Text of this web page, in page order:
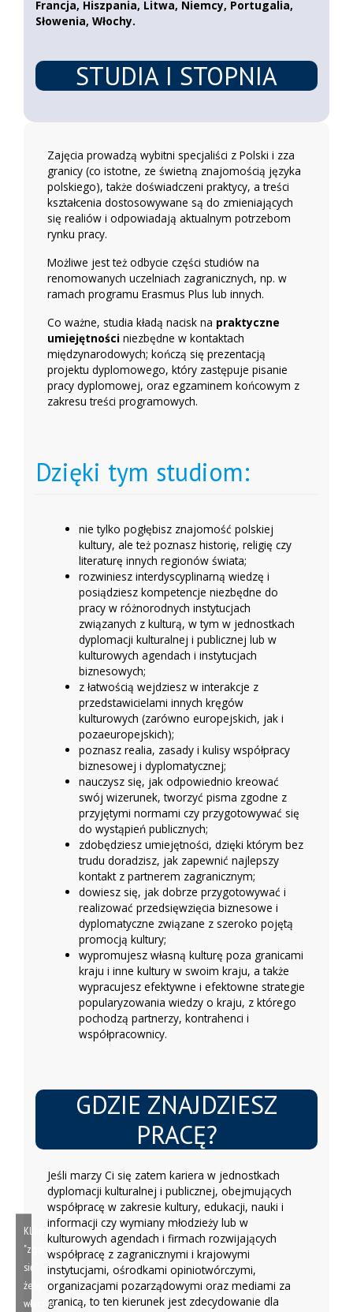
Francja, Hiszpania, Litwa, Niemcy, Portugalia,
Słowenia, Włochy.
STUDIA I STOPNIA
Zajęcia prowadzą wybitni specjaliści z Polski i zza
granicy (co istotne, ze świetną znajomością języka
polskiego), także doświadczeni praktycy, a treści
kształcenia dostosowywane są do zmieniających
się realiów i odpowiadają aktualnym potrzebom
rynku pracy.
Możliwe jest też odbycie części studiów na
renomowanych uczelniach zagranicznych, np. w
ramach programu Erasmus Plus lub innych.
Co ważne, studia kładą nacisk na praktyczne
umiejętności niezbędne w kontaktach
międzynarodowych; kończą się prezentacją
projektu dyplomowego, który zastępuje pisanie
pracy dyplomowej, oraz egzaminem końcowym z
zakresu treści programowych.
Dzięki tym studiom:
nie tylko pogłębisz znajomość polskiej
kultury, ale też poznasz historię, religię czy
literaturę innych regionów świata;
rozwiniesz interdyscyplinarną wiedzę i
posiądziesz kompetencje niezbędne do
pracy w różnorodnych instytucjach
związanych z kulturą, w tym w jednostkach
dyplomacji kulturalnej i publicznej lub w
kulturowych agendach i instytucjach
biznesowych;
z łatwością wejdziesz w interakcje z
przedstawicielami innych kręgów
kulturowych (zarówno europejskich, jak i
pozaeuropejskich);
poznasz realia, zasady i kulisy współpracy
biznesowej i dyplomatycznej;
nauczysz się, jak odpowiednio kreować
swój wizerunek, tworzyć pisma zgodne z
przyjętymi normami czy przygotowywać się
do wystąpień publicznych;
zdobędziesz umiejętności, dzięki którym bez
trudu doradzisz, jak zapewnić najlepszy
kontakt z partnerem zagranicznym;
dowiesz się, jak dobrze przygotowywać i
realizować przedsięwzięcia biznesowe i
dyplomatyczne związane z szeroko pojętą
promocją kultury;
wypromujesz własną kulturę poza granicami
kraju i inne kultury w swoim kraju, a także
wypracujesz efektywne i efektowne strategie
popularyzowania wiedzy o kraju, z którego
pochodzą partnerzy, kontrahenci i
współpracownicy.
GDZIE ZNAJDZIESZ
PRACĘ?
Jeśli marzy Ci się zatem kariera w jednostkach
dyplomacji kulturalnej i publicznej, obejmujących
współpracę w zakresie kultury, edukacji, nauki i
informacji czy wymiany młodzieży lub w
kulturowych agendach i firmach rozwijających
współpracę z zagranicznymi i krajowymi
instytucjami, ośrodkami opiniotwórczymi,
organizacjami pozarządowymi oraz mediami za
granicą, to ten kierunek jest zdecydowanie dla
Kliknij
"zgadzam
się",
żeby
włączyć